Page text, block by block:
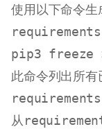
使用以下命令生
此命令列出所有
从